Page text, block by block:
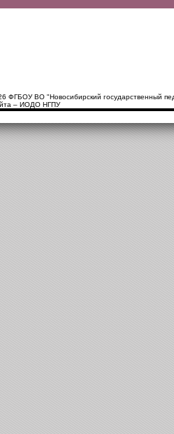
ФГБОУ ВО "Новосибирский государственный
– ИОДО НГПУ